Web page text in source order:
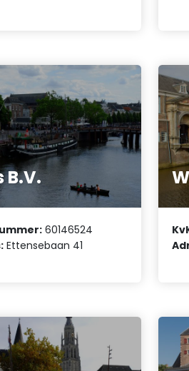
B.V.
60146524
Ettensebaan 41